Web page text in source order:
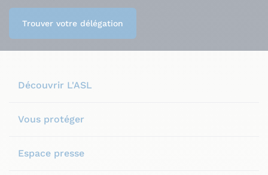
Trouver votre délégation
Découvrir L'ASL
Vous protéger
Espace presse